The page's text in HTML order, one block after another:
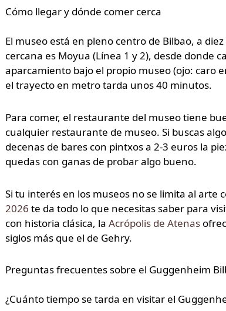
Cómo llegar y dónde comer cerca
El museo está en pleno centro de Bilbao, a
cercana es Moyua (Línea 1 y 2), desde donde
aparcamiento bajo el propio museo (ojo: caro
el trayecto en metro tarda unos 40 minutos.
Para comer, el restaurante del museo tiene
cualquier restaurante de museo. Si buscas
decenas de bares con pintxos a 2-3 euros la
quedas con ganas de probar algo bueno.
Si tu interés en los museos no se limita al
2026 te da todo lo que necesitas saber para
con historia clásica, la Acrópolis de Atenas
siglos más que el de Gehry.
Preguntas frecuentes sobre el Guggenheim
¿Cuánto tiempo se tarda en visitar el